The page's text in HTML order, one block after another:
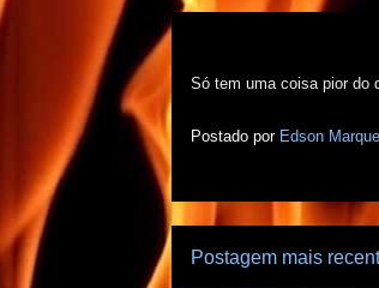
Só tem uma coisa pior do
Postado por Edson
Postagem mais